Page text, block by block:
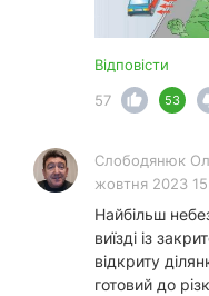
Відповісти
57
53
Слободянюк
жовтня 2023
Найбільш
виїзді із
відкриту
готовий до